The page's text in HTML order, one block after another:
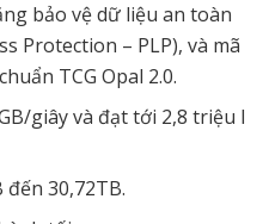
bảo vệ dữ liệu an toàn
Protection – PLP), và mã
TCG Opal 2.0.
giây và đạt tới 2,8 triệu I
đến 30,72TB.